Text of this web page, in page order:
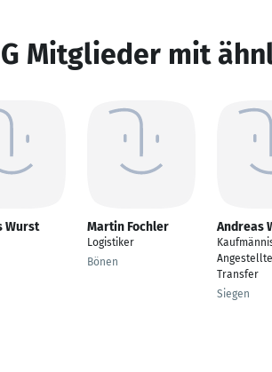
Mitglieder mit
Wurst Martin Fochler
Logistiker
Bönen
Andreas
Transfer
Siegen